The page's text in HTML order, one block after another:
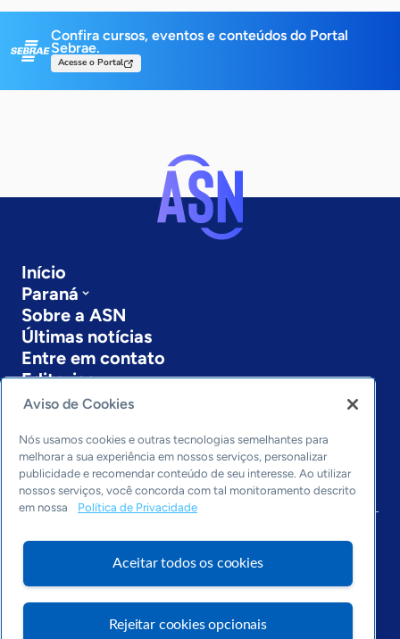
Confira cursos, eventos e conteúdos do Portal
Sebrae.
Acesse o Portal
Início
Paraná
Sobre a ASN
Últimas notícias
Entre em contato
Editorias
Economia & Política
Inovação & Tecnologia
Cultura empreendedora
Dados
Arquivo
Aviso de Cookies
Nós usamos cookies e outras tecnologias semelhantes para
melhorar a sua experiência em nossos serviços, personalizar
publicidade e recomendar conteúdo de seu interesse. Ao utilizar
nossos serviços, você concorda com tal monitoramento descrito
em nossa
Política de Privacidade
Aceitar todos os cookies
Rejeitar cookies opcionais